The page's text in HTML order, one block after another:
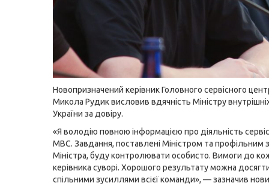
Новопризначений керівник Головного сервісного
Микола Рудик висловив вдячність Міністру
України за довіру.
«Я володію повною інформацією про діяльність
МВС. Завдання, поставлені Міністром та профільним
Міністра, буду контролювати особисто. Вимоги до
керівника суворі. Хорошого результату можна
спільними зусиллями всієї команди», — зазначив